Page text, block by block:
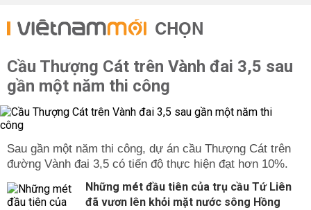
CHỌN
Cầu Thượng Cát trên Vành đai 3,5 sau
gần một năm thi công
Sau gần một năm thi công, dự án cầu Thượng Cát trên
đường Vành đai 3,5 có tiến độ thực hiện đạt hơn 10%.
Những mét đầu tiên của trụ cầu Tứ Liên
đã vươn lên khỏi mặt nước sông Hồng